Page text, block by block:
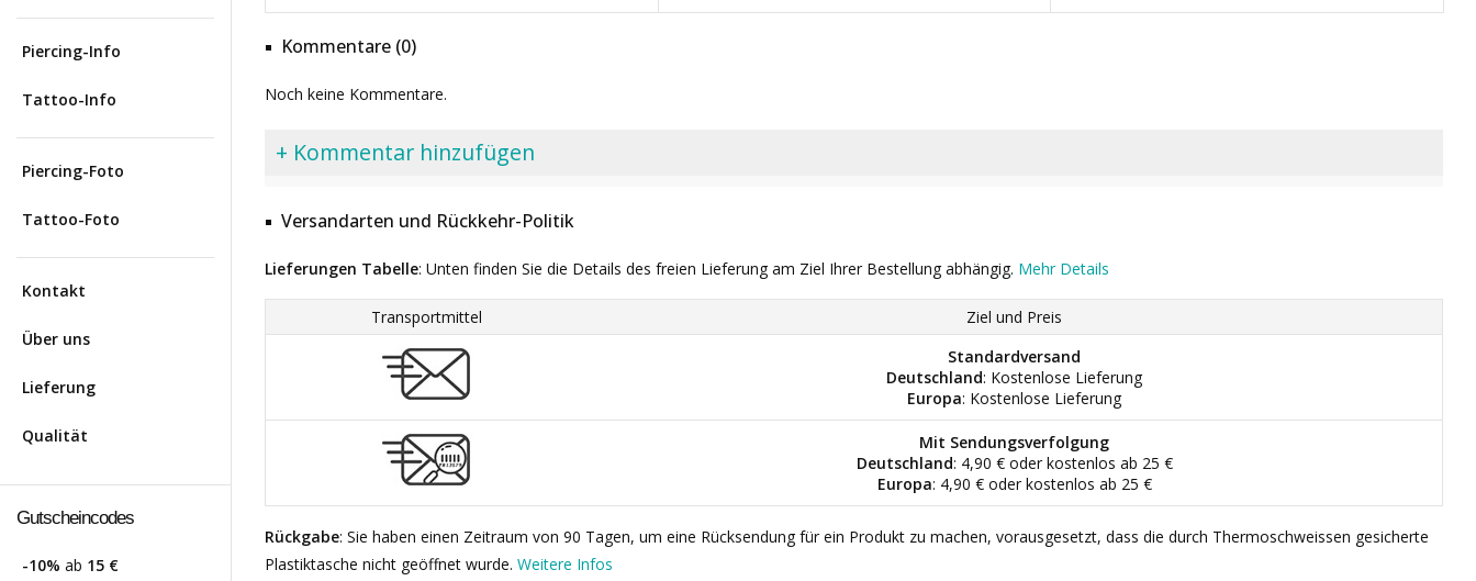
Piercing-Info
Tattoo-Info
Piercing-Foto
Tattoo-Foto
Kontakt
Über uns
Lieferung
Qualität
Gutscheincodes
-10% ab 15 €
Kommentare (0)
Noch keine Kommentare.
+ Kommentar hinzufügen
Versandarten und Rückkehr-Politik
Lieferungen Tabelle: Unten finden Sie die Details des freien Lieferung am Ziel Ihrer Bestellung abhängig. Mehr Details
Transportmittel
Ziel und Preis
Standardversand
Deutschland: Kostenlose Lieferung
Europa: Kostenlose Lieferung
Mit Sendungsverfolgung
Deutschland: 4,90 € oder kostenlos ab 25 €
Europa: 4,90 € oder kostenlos ab 25 €
Rückgabe: Sie haben einen Zeitraum von 90 Tagen, um eine Rücksendung für ein Produkt zu machen, vorausgesetzt, dass die durch Thermoschweissen gesicherte
Plastiktasche nicht geöffnet wurde. Weitere Infos